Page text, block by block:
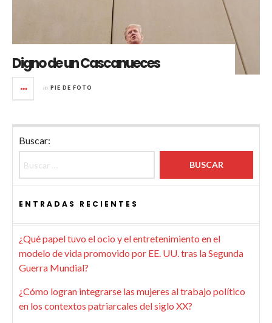
Digno de un Cascanueces
in PIE DE FOTO
Buscar:
ENTRADAS RECIENTES
¿Qué papel tuvo el ocio y el entretenimiento en el
modelo de vida promovido por EE. UU. tras la Segunda
Guerra Mundial?
¿Cómo logran integrarse las mujeres al trabajo político
en los contextos patriarcales del siglo XX?